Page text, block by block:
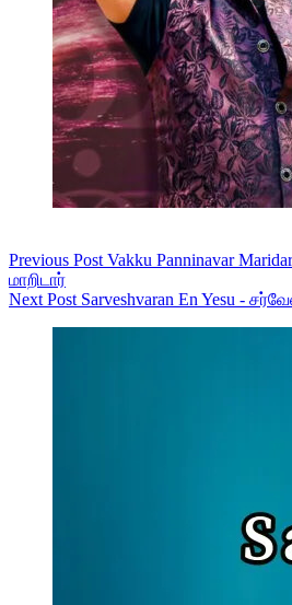
Previous Post Vakku Panninavar
மாறிடார்
Next Post Sarveshvaran En Yesu -